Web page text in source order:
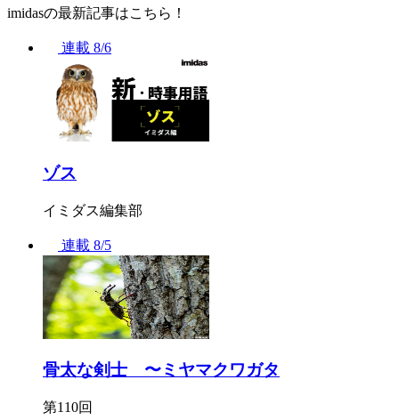
imidasの最新記事はこちら！
連載 8/6
ゾス
イミダス編集部
連載 8/5
骨太な剣士 〜ミヤマクワガタ
第110回